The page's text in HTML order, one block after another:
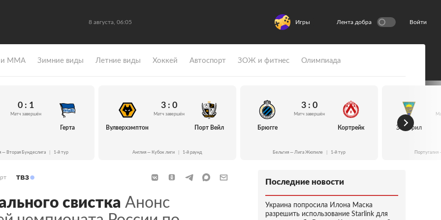
8 августа, 06:05 Игры Лента добра Войти
и ММА Зимние виды Летние виды Хоккей Автоспорт ЗОЖ и фитнес Олимпиада
0 : 1
Матч завершён
Герта
— Вторая Бундеслига 1-й тур
Вулверхэмптон
3 : 0
Матч завершён
Порт Вейл
Англия — Кубок лиги 1-й раунд
Брюгге
3 : 0
Матч завершён
Кортрейк
Бельгия — Лига Жюпиле 1-й тур
Эшторил
свистка Анонс
Последние новости
Украина попросила Илона Маска
разрешить использование Starlink для